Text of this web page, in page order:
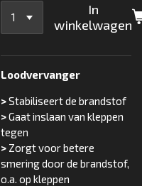
In
winkelwagen
Loodvervanger
>Stabiliseert de brandstof
>Gaat inslaan van kleppen
tegen
> Zorgt voor betere
smering door de brandstof,
o.a. op kleppen